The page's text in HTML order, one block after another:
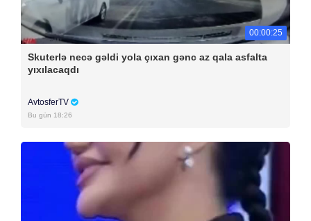
00:00:25
Skuterlə necə gəldi yola çıxan gənc az qala asfalta
yıxılacaqdı
AvtosferTV
Bu gün 18:26